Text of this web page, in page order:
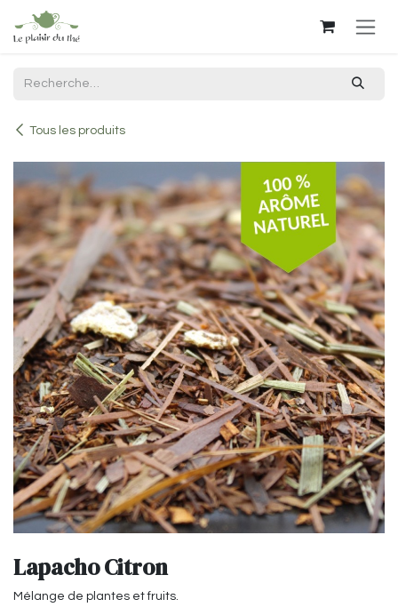
Se rendre au contenu
Tous les produits
Lapacho Citron
Mélange de plantes et fruits.